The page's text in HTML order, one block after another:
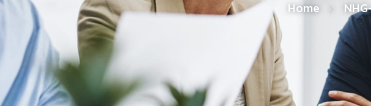
Home